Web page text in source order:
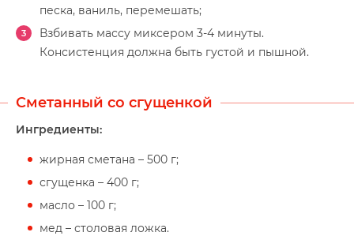
песка, ваниль, перемешать;
Взбивать массу миксером 3-4 минуты.
Консистенция должна быть густой и пышной.
Сметанный со сгущенкой
Ингредиенты:
жирная сметана – 500 г;
сгущенка – 400 г;
масло – 100 г;
мед – столовая ложка.